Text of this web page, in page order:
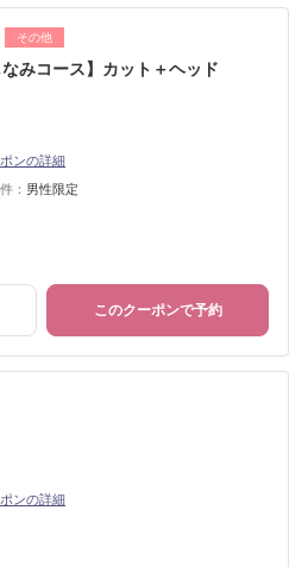
その他
なみコース】カット＋ヘッド
ンの詳細
： 男性限定
このクーポンで予約
ンの詳細